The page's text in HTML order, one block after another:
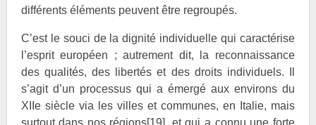
différents éléments peuvent être regroupés.
C’est le souci de la dignité individuelle qui caractérise
l’esprit européen ; autrement dit, la reconnaissance
des qualités, des libertés et des droits individuels. Il
s’agit d’un processus qui a émergé aux environs du
XIIe siècle via les villes et communes, en Italie, mais
surtout dans nos régions[19], et qui a connu une forte